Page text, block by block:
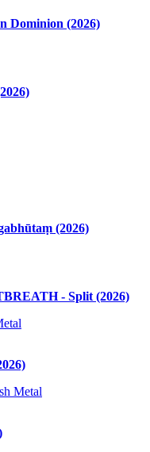
Dominion (2026)
(2026)
- Split (2026)
Metal